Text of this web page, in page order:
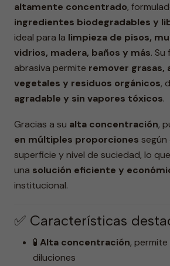
altamente concentrado,
ingredientes biodegradables y
ideal para la limpieza de pisos,
vidrios, madera, baños y más. Su
abrasiva permite remover grasas,
vegetales y residuos orgánicos,
agradable y sin vapores tóxicos.
Gracias a su alta concentración,
en múltiples proporciones
superficie y nivel de suciedad, lo
una solución eficiente y
institucional.
✅ Características
🧪 Alta concentración,
diluciones